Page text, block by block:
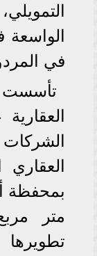
الواسعة
في
متر